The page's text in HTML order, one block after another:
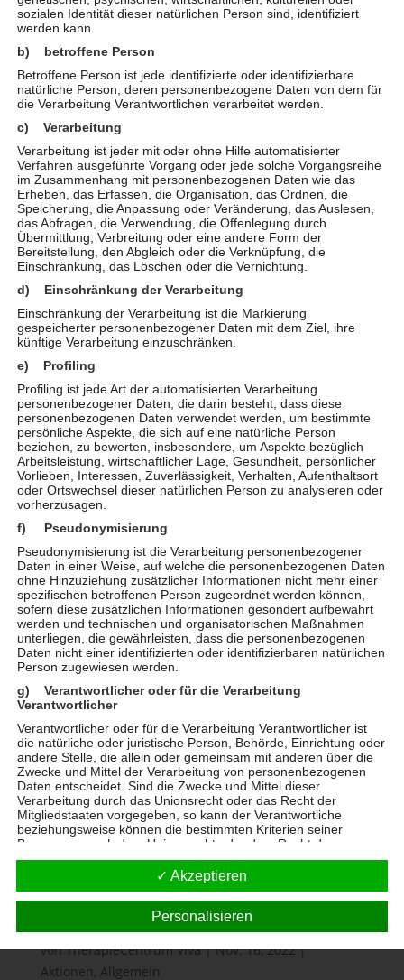
ein paar außergewöhnliche Kunstwerke ergattern,
sich kulinarisch verwöhnen lassen, tolle Musik
Gesellschaft eintreten – klingt nach dem perfekten
Sonntag, oder? Wir vom...
Neue Ausstellung im Therapie-Centrum
vonTherapieCentrum Viva|Juni 19, 2023 |Aktionen
Allgemein
Neue Ausstellung „Perspektivenwechsel“ von Gisela
Schultze-Bachmann im Therapiezentrum Viva Die
Künstlerin Gisela Schultze-Bachmann lebt seit 2019
in Kempten und arbeitet hier im eigenen Atelier. Sie
war bisher an zahlreichen Ausstellungen in
München, im...
Mona Kambar Vernissage im TC VIVA
vonTherapieCentrum Viva|Nov. 16, 2022|
Aktionen, Allgemein
sozialen Identität dieser natürlichen Person sind, identifiziert
werden kann.
b) betroffene Person
Betroffene Person ist jede identifizierte oder identifizierbare
natürliche Person, deren personenbezogene Daten von dem für
die Verarbeitung Verantwortlichen verarbeitet werden.
c) Verarbeitung
Verarbeitung ist jeder mit oder ohne Hilfe automatisierter
Verfahren ausgeführte Vorgang oder jede solche Vorgangsreihe
im Zusammenhang mit personenbezogenen Daten wie das
Erheben, das Erfassen, die Organisation, das Ordnen, die
Speicherung, die Anpassung oder Veränderung, das Auslesen,
das Abfragen, die Verwendung, die Offenlegung durch
Übermittlung, Verbreitung oder eine andere Form der
Bereitstellung, den Abgleich oder die Verknüpfung, die
Einschränkung, das Löschen oder die Vernichtung.
d) Einschränkung der Verarbeitung
Einschränkung der Verarbeitung ist die Markierung
gespeicherter personenbezogener Daten mit dem Ziel, ihre
künftige Verarbeitung einzuschränken.
e) Profiling
Profiling ist jede Art der automatisierten Verarbeitung
personenbezogener Daten, die darin besteht, dass diese
personenbezogenen Daten verwendet werden, um bestimmte
persönliche Aspekte, die sich auf eine natürliche Person
beziehen, zu bewerten, insbesondere, um Aspekte bezüglich
Arbeitsleistung, wirtschaftlicher Lage, Gesundheit, persönlicher
Vorlieben, Interessen, Zuverlässigkeit, Verhalten, Aufenthaltsort
oder Ortswechsel dieser natürlichen Person zu analysieren oder
vorherzusagen.
f) Pseudonymisierung
Pseudonymisierung ist die Verarbeitung personenbezogener
Daten in einer Weise, auf welche die personenbezogenen Daten
ohne Hinzuziehung zusätzlicher Informationen nicht mehr einer
spezifischen betroffenen Person zugeordnet werden können,
sofern diese zusätzlichen Informationen gesondert aufbewahrt
werden und technischen und organisatorischen Maßnahmen
unterliegen, die gewährleisten, dass die personenbezogenen
Daten nicht einer identifizierten oder identifizierbaren natürlichen
Person zugewiesen werden.
g) Verantwortlicher oder für die Verarbeitung
Verantwortlicher
Verantwortlicher oder für die Verarbeitung Verantwortlicher ist
die natürliche oder juristische Person, Behörde, Einrichtung oder
andere Stelle, die allein oder gemeinsam mit anderen über die
Zwecke und Mittel der Verarbeitung von personenbezogenen
Daten entscheidet. Sind die Zwecke und Mittel dieser
Verarbeitung durch das Unionsrecht oder das Recht der
Mitgliedstaaten vorgegeben, so kann der Verantwortliche
beziehungsweise können die bestimmten Kriterien seiner
Benennung nach dem Unionsrecht oder dem Recht der
Mitgliedstaaten vorgesehen werden.
h) Auftragsverarbeiter
Auftragsverarbeiter ist eine natürliche oder juristische Person,
Behörde, Einrichtung oder andere Stelle, die personenbezogene
Daten im Auftrag des Verantwortlichen verarbeitet.
i) Empfänger
✓ Akzeptieren
Personalisieren